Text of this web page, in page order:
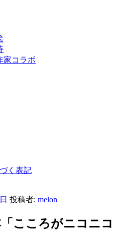
家コラボ
く表記
投稿者: melon
「こころがニコニコ